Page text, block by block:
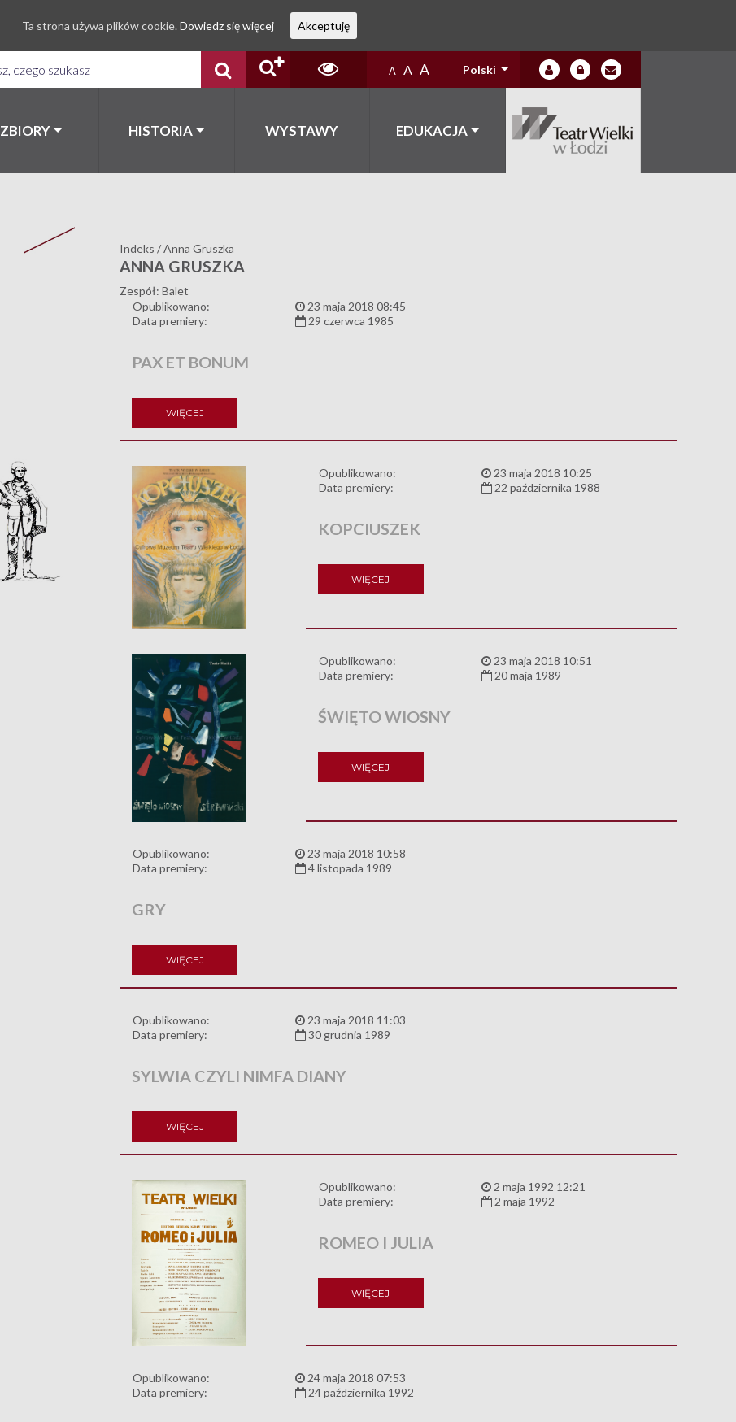
A A A Polski
ZBIORY HISTORIA WYSTAWY EDUKACJA
Indeks /Anna Gruszka
ANNA GRUSZKA
Zespół: Balet
Opublikowano:
23 maja 2018 08:45
Data premiery:
29 czerwca 1985
PAX ET BONUM
WIĘCEJ
Opublikowano:
23 maja 2018 10:25
Data premiery:
22 października 1988
KOPCIUSZEK
WIĘCEJ
Opublikowano:
23 maja 2018 10:51
Data premiery:
20 maja 1989
ŚWIĘTO WIOSNY
WIĘCEJ
Opublikowano:
23 maja 2018 10:58
Data premiery:
4 listopada 1989
GRY
WIĘCEJ
Opublikowano:
23 maja 2018 11:03
Data premiery:
30 grudnia 1989
SYLWIA CZYLI NIMFA DIANY
WIĘCEJ
Opublikowano:
2 maja 1992 12:21
Data premiery:
2 maja 1992
ROMEO I JULIA
WIĘCEJ
Opublikowano:
24 maja 2018 07:53
Data premiery:
24 października 1992
Ta strona używa plików cookie. Dowiedz się więcej Akceptuję